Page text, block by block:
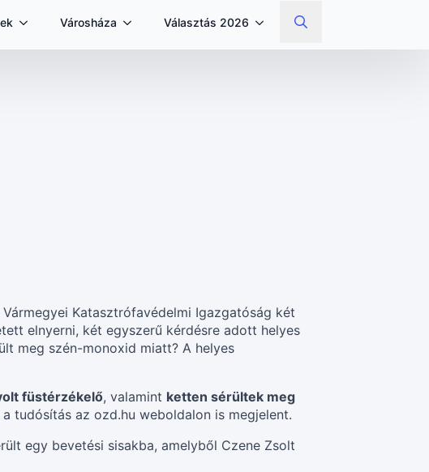
Városháza Választás 2026
Search
Katasztrófavédelmi Igazgatóság két
elnyerni, két egyszerű kérdésre adott helyes
meg szén-monoxid miatt? A helyes
füstérzékelő, valamint ketten sérültek meg
tudósítás az ozd.hu weboldalon is megjelent.
egy bevetési sisakba, amelyből Czene Zsolt